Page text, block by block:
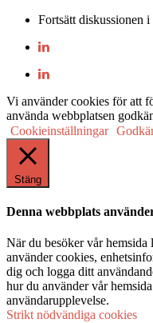
Fortsätt diskussionen
Vi använder cookies för att
använda webbplatsen
Cookieinställningar
Stäng
Denna webbplats
När du besöker vår
använder cookies,
dig och logga ditt
hur du använder vår
användarupplevelse.
Strikt nödvändiga cookies